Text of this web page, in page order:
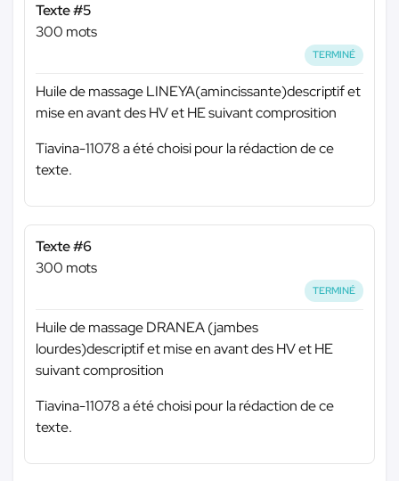
Texte #5
300 mots
TERMINÉ
Huile de massage LINEYA(amincissante)descriptif et
mise en avant des HV et HE suivant comprosition
Tiavina-11078 a été choisi pour la rédaction de ce
texte.
Texte #6
300 mots
TERMINÉ
Huile de massage DRANEA (jambes
lourdes)descriptif et mise en avant des HV et HE
suivant comprosition
Tiavina-11078 a été choisi pour la rédaction de ce
texte.